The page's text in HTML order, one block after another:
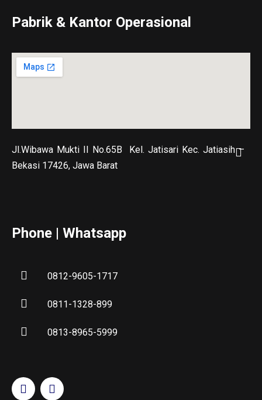
Pabrik & Kantor Operasional
Jl.Wibawa Mukti II No.65B
Kel. Jatisari Kec. Jatiasih –
Bekasi 17426, Jawa Barat
Phone | Whatsapp
0812-9605-1717
0811-1328-899
0813-8965-5999